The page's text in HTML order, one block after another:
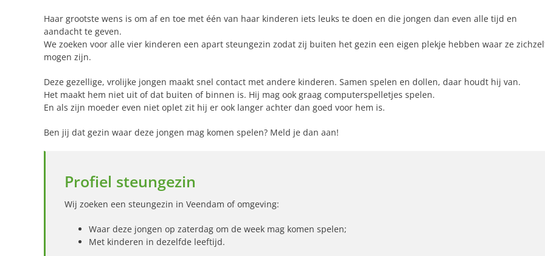
Haar grootste wens is om af en toe met één van haar kinderen iets leuks te doen en die jongen dan even alle tijd en
aandacht te geven.
We zoeken voor alle vier kinderen een apart steungezin zodat zij buiten het gezin een eigen plekje hebben waar ze
mogen zijn.
Deze gezellige, vrolijke jongen maakt snel contact met andere kinderen. Samen spelen en dollen, daar houdt hij van.
Het maakt hem niet uit of dat buiten of binnen is. Hij mag ook graag computerspelletjes spelen.
En als zijn moeder even niet oplet zit hij er ook langer achter dan goed voor hem is.
Ben jij dat gezin waar deze jongen mag komen spelen? Meld je dan aan!
Profiel steungezin
Wij zoeken een steungezin in Veendam of omgeving:
Waar deze jongen op zaterdag om de week mag komen spelen;
Met kinderen in dezelfde leeftijd.